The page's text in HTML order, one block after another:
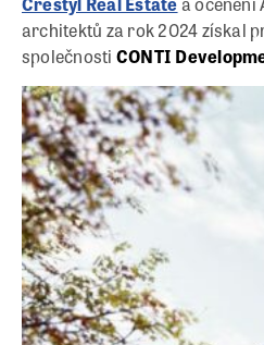
architektů za rok 2024 získal
společnosti CONTI